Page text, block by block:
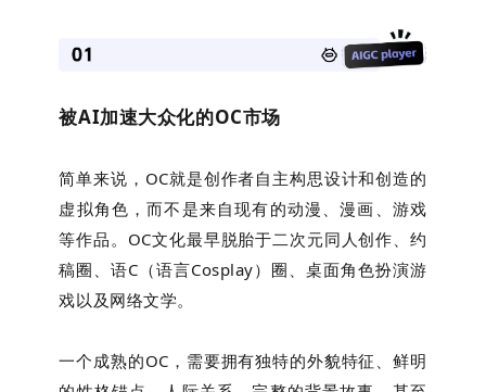
被AI加速大众化的OC市场
简单来说，OC就是创作者自主构思设计和创造的
虚拟角色，而不是来自现有的动漫、漫画、游戏
等作品。OC文化最早脱胎于二次元同人创作、约
稿圈、语C（语言Cosplay）圈、桌面角色扮演游
戏以及网络文学。
一个成熟的OC，需要拥有独特的外貌特征、鲜明